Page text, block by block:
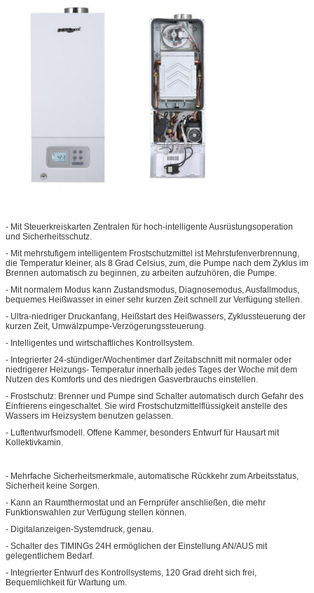
- Mit Steuerkreiskarten Zentralen für hoch-intelligente Ausrüstungsoperation
und Sicherheitsschutz.
- Mit mehrstufigem intelligentem Frostschutzmittel ist Mehrstufenverbrennung,
die Temperatur kleiner, als 8 Grad Celsius, zum, die Pumpe nach dem Zyklus im
Brennen automatisch zu beginnen, zu arbeiten aufzuhören, die Pumpe.
- Mit normalem Modus kann Zustandsmodus, Diagnosemodus, Ausfallmodus,
bequemes Heißwasser in einer sehr kurzen Zeit schnell zur Verfügung stellen.
- Ultra-niedriger Druckanfang, Heißstart des Heißwassers, Zyklussteuerung der
kurzen Zeit, Umwälzpumpe-Verzögerungssteuerung.
- Intelligentes und wirtschaftliches Kontrollsystem.
- Integrierter 24-stündiger/Wochentimer darf Zeitabschnitt mit normaler oder
niedrigerer Heizungs- Temperatur innerhalb jedes Tages der Woche mit dem
Nutzen des Komforts und des niedrigen Gasverbrauchs einstellen.
- Frostschutz: Brenner und Pumpe sind Schalter automatisch durch Gefahr des
Einfrierens eingeschaltet. Sie wird Frostschutzmittelflüssigkeit anstelle des
Wassers im Heizsystem benutzen gelassen.
- Luftentwurfsmodell. Offene Kammer, besonders Entwurf für Hausart mit
Kollektivkamin.
- Mehrfache Sicherheitsmerkmale, automatische Rückkehr zum Arbeitsstatus,
Sicherheit keine Sorgen.
- Kann an Raumthermostat und an Fernprüfer anschließen, die mehr
Funktionswahlen zur Verfügung stellen können.
- Digitalanzeigen-Systemdruck, genau.
- Schalter des TIMINGs 24H ermöglichen der Einstellung AN/AUS mit
gelegentlichem Bedarf.
- Integrierter Entwurf des Kontrollsystems, 120 Grad dreht sich frei,
Bequemlichkeit für Wartung um.